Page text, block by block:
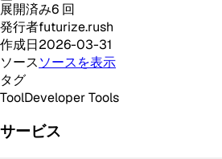
展開済み6 回
発行者futurize.rush
作成日2026-03-31
ソースソースを表示
タグ
ToolDeveloper Tools
サービス